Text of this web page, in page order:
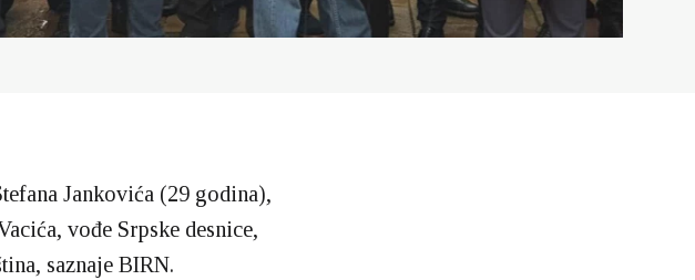
Jankovića (29 godina),
vođe Srpske desnice,
saznaje BIRN.